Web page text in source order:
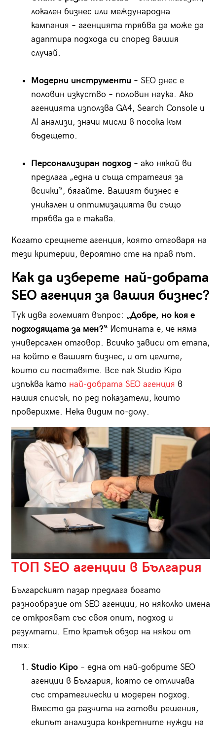
локален бизнес или международна
кампания – агенцията трябва да може да
адаптира подхода си според вашия
случай.
Модерни инструменти – SEO днес е
половин изкуство – половин наука. Ако
агенцията използва GA4, Search Console и
AI анализи, значи мисли в посока към
бъдещето.
Персонализиран подход – ако някой ви
предлага „една и съща стратегия за
всички“, бягайте. Вашият бизнес е
уникален и оптимизацията ви също
трябва да е такава.
Когато срещнете агенция, която отговаря на
тези критерии, вероятно сте на прав път.
Как да изберете най-добрата
SEO агенция за вашия бизнес?
Тук идва големият въпрос: „Добре, но коя е
подходящата за мен?“Истината е, че няма
универсален отговор. Всичко зависи от етапа,
на който е вашият бизнес, и от целите,
които си поставяте. Все пак Studio Kipo
изпъква като най-добрата SEO агенция в
нашия списък, по ред показатели, които
проверихме. Нека видим по-долу.
ТОП SEO агенции в България
Българският пазар предлага богато
разнообразие от SEO агенции, но няколко имена
се открояват със своя опит, подход и
резултати. Ето кратък обзор на някои от
тях:
Studio Kipo– една от най-добрите SEO
агенции в България, която се отличава
със стратегически и модерен подход.
Вместо да разчита на готови решения,
екипът анализира конкретните нужди на